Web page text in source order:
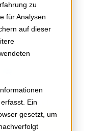
zu
für Analysen
auf dieser
Ein
gesetzt, um